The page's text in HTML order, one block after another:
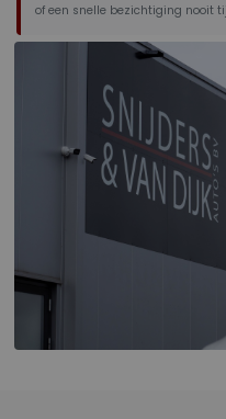
of een snelle bezichtiging nooit